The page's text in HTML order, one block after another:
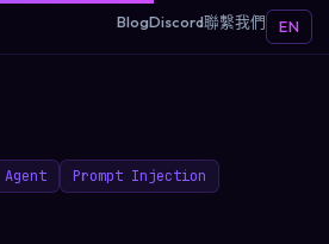
BlogDiscord聯繫我們 EN
Prompt Injection